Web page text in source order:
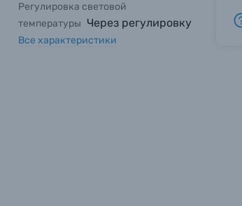
Регулировка световой
температуры Через регулировку
Все характеристики